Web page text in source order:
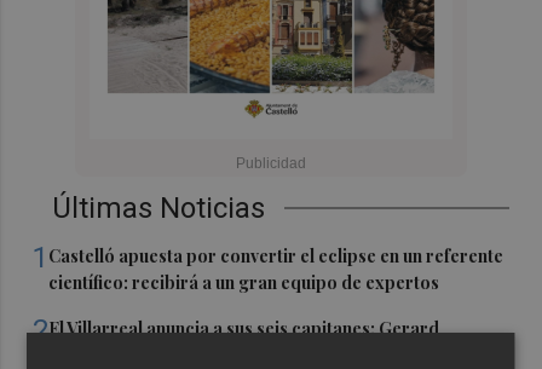
Últimas Noticias
1 Castelló apuesta por convertir el eclipse en un referente
científico: recibirá a un gran equipo de expertos
2El Villarreal anuncia a sus seis capitanes: Gerard